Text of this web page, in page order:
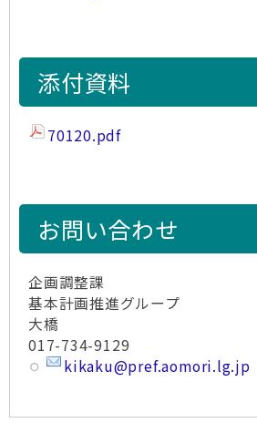
添付資料
70120.pdf
お問い合わせ
企画調整課
基本計画推進グループ
大橋
017-734-9129
kikaku@pref.aomori.lg.jp